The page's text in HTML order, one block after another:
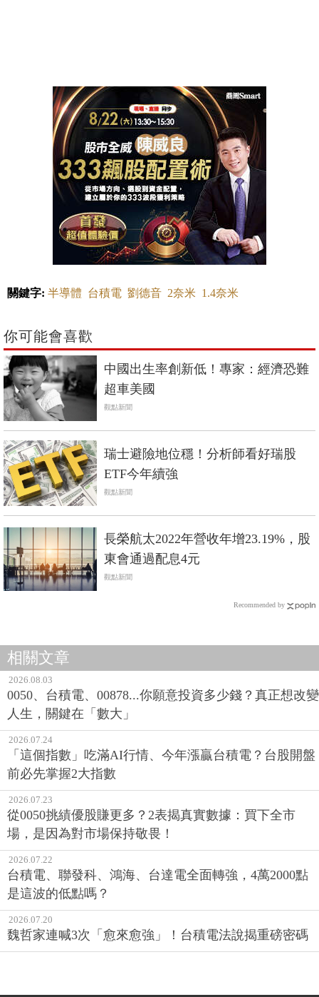
關鍵字: 半導體 台積電 劉德音 2奈米 1.4奈米
你可能會喜歡
中國出生率創新低！專家：經濟恐難
超車美國
觀點新聞
瑞士避險地位穩！分析師看好瑞股
ETF今年續強
觀點新聞
長榮航太2022年營收年增23.19%，股
東會通過配息4元
觀點新聞
Recommended by
相關文章
2026.08.03
0050、台積電、00878...你願意投資多少錢？真正想改變
人生，關鍵在「數大」
2026.07.24
「這個指數」吃滿AI行情、今年漲贏台積電？台股開盤
前必先掌握2大指數
2026.07.23
從0050挑績優股賺更多？2表揭真實數據：買下全市
場，是因為對市場保持敬畏！
2026.07.22
台積電、聯發科、鴻海、台達電全面轉強，4萬2000點
是這波的低點嗎？
2026.07.20
魏哲家連喊3次「愈來愈強」！台積電法說揭重磅密碼